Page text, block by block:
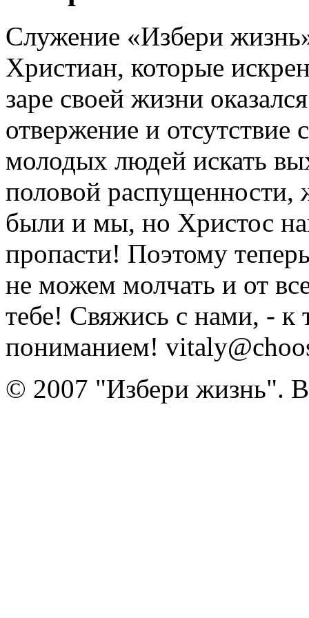
Служение «Избери
Христиан, которые
заре своей жизни
отвержение и
молодых людей искать
половой распущенности,
были и мы, но Христос
пропасти! Поэтому
не можем молчать и от
тебе! Свяжись с нами, - к
пониманием!
© 2007 "Избери жизнь".